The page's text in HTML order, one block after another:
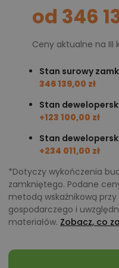
poddasze użytkowe w
Architekturę i
sposób oszczędny
wszystkim budynek
rzucie, dzięki czemu
działce o powierzchni
kwadratowych, co
jest ogromną zaletą.
przekryta dachem
wykonanie jest dużo
kopertowego. Na
miejsca dla wszystkich
zaproszonych gości.
pewno otrzymasz
od 346
Ceny aktualne na III
Stan surowy
346 139,00 zł
Stan
+123 100,00 zł
Stan
+234 011,00 zł
*Dotyczy wykończenia
zamkniętego. Podane
metodą wskaźnikową
gospodarczego i
materiałów. Zobacz, co